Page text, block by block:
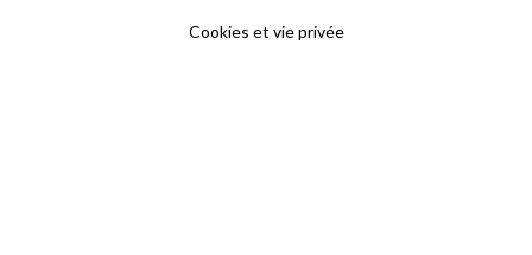
Cookies et vie privée